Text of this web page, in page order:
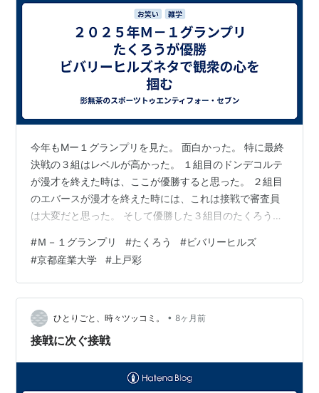
今年もMー１グランプリを見た。 面白かった。 特に最終
決戦の３組はレベルが高かった。 １組目のドンデコルテ
が漫才を終えた時は、ここが優勝すると思った。 ２組目
のエバースが漫才を終えた時には、これは接戦で審査員
は大変だと思った。 そして優勝した３組目のたくろう
完全につかんでいた。 内容はあこがれのビバリーヒルズ
に住んでみたいとのシチュエーション。 つっこみのきむ
らバンドが、ビバリーの住人になり切ってボケの赤木と
掛け合う。 これが最高。 なんだ、この面白さは。 赤木
の間の取り方が絶妙で、言葉のチョイスも抜群に上手
い。 ３組ともとても面白かったが…
#Ｍ－１グランプリ #たくろう #ビバリーヒルズ
#京都産業大学 # 上戸彩
ひとりごと、時々ツッコミ。 • 8ヶ月前
接戦に次ぐ接戦